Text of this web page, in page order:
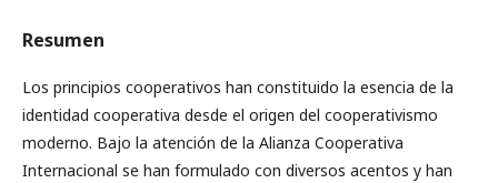
Resumen
Los principios cooperativos han constituido la esencia de la
identidad cooperativa desde el origen del cooperativismo
moderno. Bajo la atención de la Alianza Cooperativa
Internacional se han formulado con diversos acentos y han